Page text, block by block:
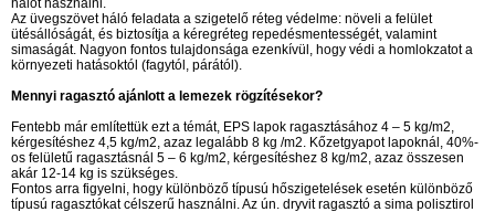
hálót használni.
Az üvegszövet háló feladata a szigetelő réteg védelme: növeli a felület
ütésállóságát, és biztosítja a kéregréteg repedésmentességét, valamint
simaságát. Nagyon fontos tulajdonsága ezenkívül, hogy védi a homlokzatot a
környezeti hatásoktól (fagytól, párától).
Mennyi ragasztó ajánlott a lemezek rögzítésekor?
Fentebb már említettük ezt a témát, EPS lapok ragasztásához 4 – 5 kg/m2,
kérgesítéshez 4,5 kg/m2, azaz legalább 8 kg /m2. Kőzetgyapot lapoknál, 40%-
os felületű ragasztásnál 5 – 6 kg/m2, kérgesítéshez 8 kg/m2, azaz összesen
akár 12-14 kg is szükséges.
Fontos arra figyelni, hogy különböző típusú hőszigetelések esetén különböző
típusú ragasztókat célszerű használni. Az ún. dryvit ragasztó a sima polisztirol